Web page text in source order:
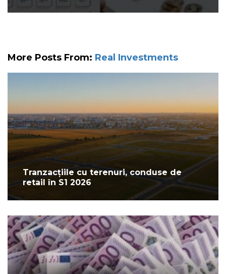
More Posts From: Real Investments
Tranzacțiile cu terenuri, conduse de
retail în S1 2026